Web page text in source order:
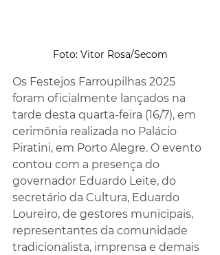
Foto: Vitor Rosa/Secom
Os Festejos Farroupilhas 2025
foram oficialmente lançados na
tarde desta quarta-feira (16/7), em
cerimônia realizada no Palácio
Piratini, em Porto Alegre. O evento
contou com a presença do
governador Eduardo Leite, do
secretário da Cultura, Eduardo
Loureiro, de gestores municipais,
representantes da comunidade
tradicionalista, imprensa e demais